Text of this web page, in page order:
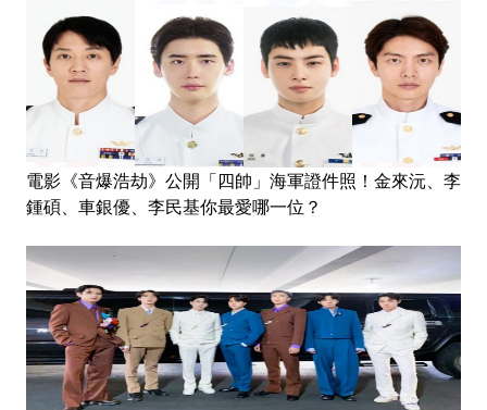
電影《音爆浩劫》公開「四帥」海軍證件照！金來沅、李
鍾碩、車銀優、李民基你最愛哪一位？